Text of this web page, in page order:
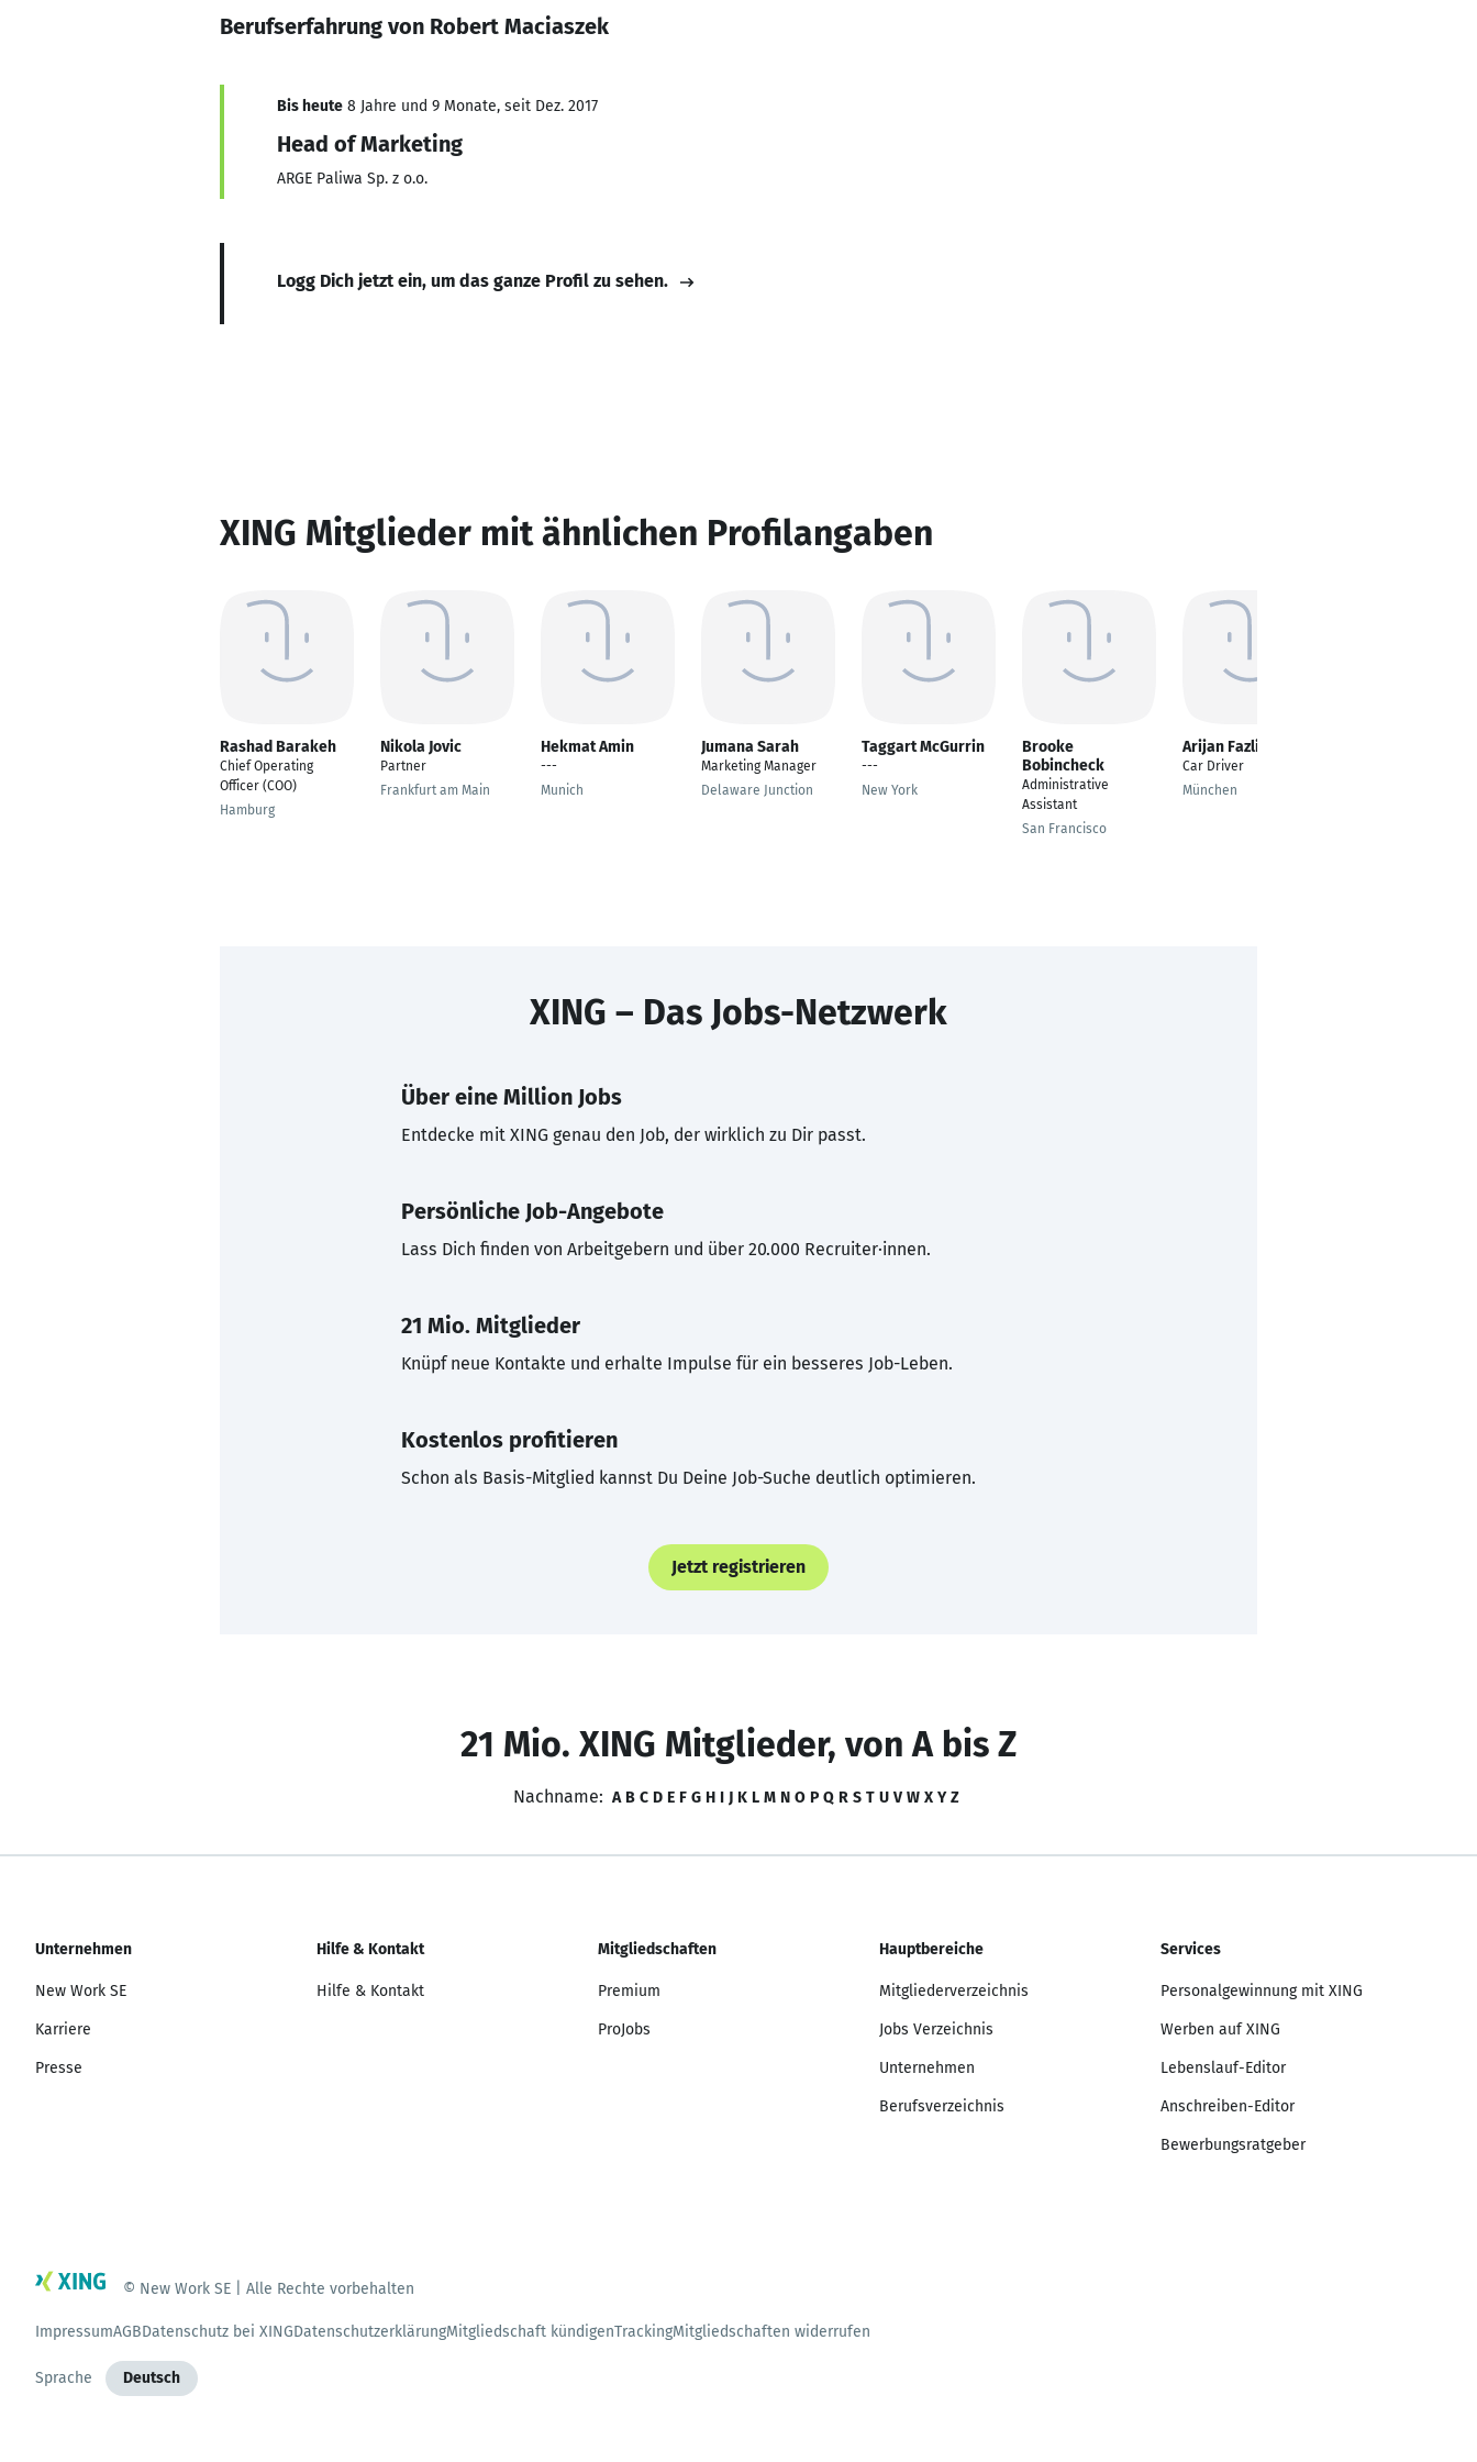
Berufserfahrung von Robert Maciaszek
Bis heute 8 Jahre und 9 Monate, seit Dez. 2017
Head of Marketing
ARGE Paliwa Sp. z o.o.
Logg Dich jetzt ein, um das ganze Profil zu sehen.
XING Mitglieder mit ähnlichen Profilangaben
Rashad Barakeh
Chief Operating
Officer (COO)
Hamburg
Nikola Jovic
Partner
Frankfurt am Main
Hekmat Amin
---
Munich
Jumana Sarah
Marketing Manager
Delaware Junction
Taggart McGurrin
---
New York
Brooke
Bobincheck
Administrative
Assistant
San Francisco
Arijan Fazlija
Car Driver
München
XING – Das Jobs-Netzwerk
Über eine Million Jobs
Entdecke mit XING genau den Job, der wirklich zu Dir passt.
Persönliche Job-Angebote
Lass Dich finden von Arbeitgebern und über 20.000 Recruiter·innen.
21 Mio. Mitglieder
Knüpf neue Kontakte und erhalte Impulse für ein besseres Job-Leben.
Kostenlos profitieren
Schon als Basis-Mitglied kannst Du Deine Job-Suche deutlich optimieren.
Jetzt registrieren
21 Mio. XING Mitglieder, von A bis Z
Nachname: A B C D E F G H I J K L M N O P Q R S T U V W X Y Z
Unternehmen
New Work SE
Karriere
Presse
Hilfe & Kontakt
Hilfe & Kontakt
Mitgliedschaften
Premium
ProJobs
Hauptbereiche
Mitgliederverzeichnis
Jobs Verzeichnis
Unternehmen
Berufsverzeichnis
Services
Personalgewinnung mit XING
Werben auf XING
Lebenslauf-Editor
Anschreiben-Editor
Bewerbungsratgeber
© New Work SE | Alle Rechte vorbehalten
ImpressumAGBDatenschutz bei XINGDatenschutzerklärungMitgliedschaft kündigenTrackingMitgliedschaften widerrufen
Sprache Deutsch